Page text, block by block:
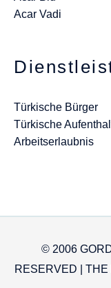
Acar Vadi
Türkische Bürger
Türkische
Arbeitserlaubnis
© 2006
RESERVED |